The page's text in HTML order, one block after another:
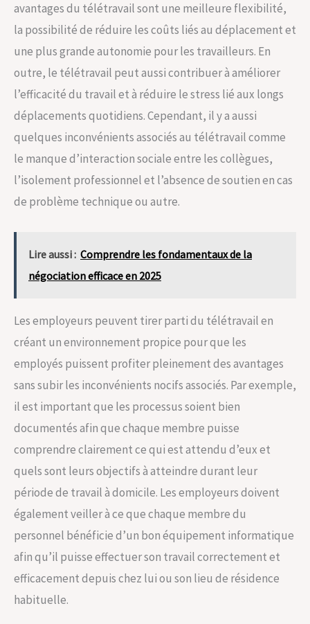
avantages du télétravail sont une meilleure flexibilité,
la possibilité de réduire les coûts liés au déplacement et
une plus grande autonomie pour les travailleurs. En
outre, le télétravail peut aussi contribuer à améliorer
l’efficacité du travail et à réduire le stress lié aux longs
déplacements quotidiens. Cependant, il y a aussi
quelques inconvénients associés au télétravail comme
le manque d’interaction sociale entre les collègues,
l’isolement professionnel et l’absence de soutien en cas
de problème technique ou autre.
Lire aussi : Comprendre les fondamentaux de la
négociation efficace en 2025
Les employeurs peuvent tirer parti du télétravail en
créant un environnement propice pour que les
employés puissent profiter pleinement des avantages
sans subir les inconvénients nocifs associés. Par exemple,
il est important que les processus soient bien
documentés afin que chaque membre puisse
comprendre clairement ce qui est attendu d’eux et
quels sont leurs objectifs à atteindre durant leur
période de travail à domicile. Les employeurs doivent
également veiller à ce que chaque membre du
personnel bénéficie d’un bon équipement informatique
afin qu’il puisse effectuer son travail correctement et
efficacement depuis chez lui ou son lieu de résidence
habituelle.